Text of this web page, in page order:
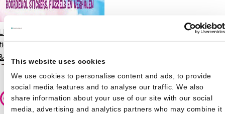
This website uses cookies
We use cookies to personalise content and ads, to provide
social media features and to analyse our traffic. We also
share information about your use of our site with our social
media, advertising and analytics partners who may combine it
doeboek met 3 LEGO
en stickers - Bouw
vier je beste vrienden
Veilig betalen